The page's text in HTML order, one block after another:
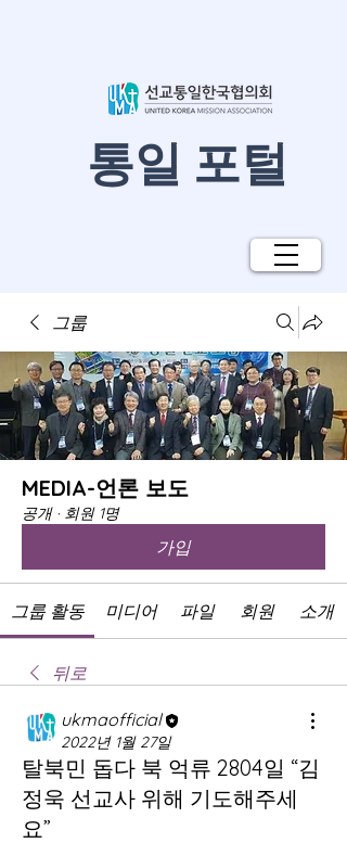
​통일 포털
그룹
MEDIA-언론 보도
공개 · 회원 1명
가입
그룹 활동 미디어 파일 회원 소개
뒤로
ukmaofficial
2022년 1월 27일
탈북민 돕다 북 억류 2804일 “김
정욱 선교사 위해 기도해주세
요”